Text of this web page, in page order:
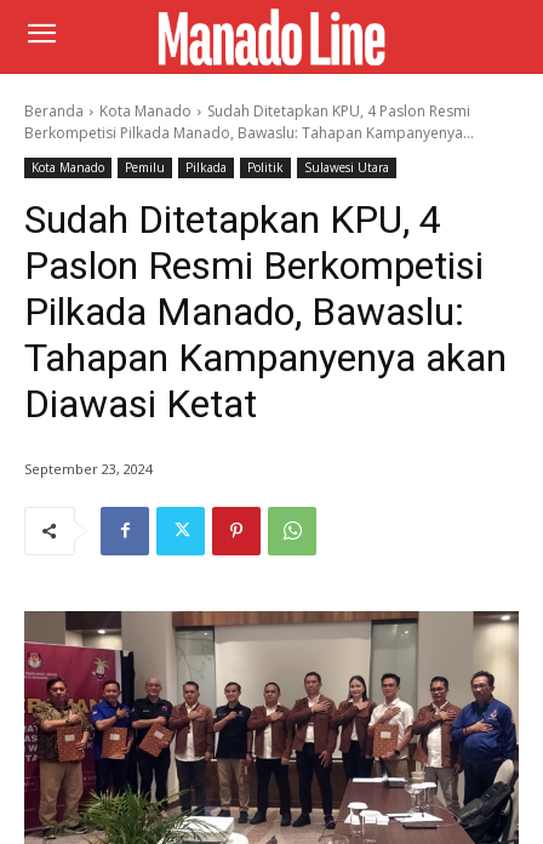
Beranda Kota Manado
Sudah Ditetapkan KPU, 4 Paslon Resmi
Berkompetisi Pilkada Manado, Bawaslu: Tahapan Kampanyenya...
Kota Manado Pemilu Pilkada Politik Sulawesi Utara
Sudah Ditetapkan KPU, 4
Paslon Resmi Berkompetisi
Pilkada Manado, Bawaslu:
Tahapan Kampanyenya akan
Diawasi Ketat
September 23, 2024